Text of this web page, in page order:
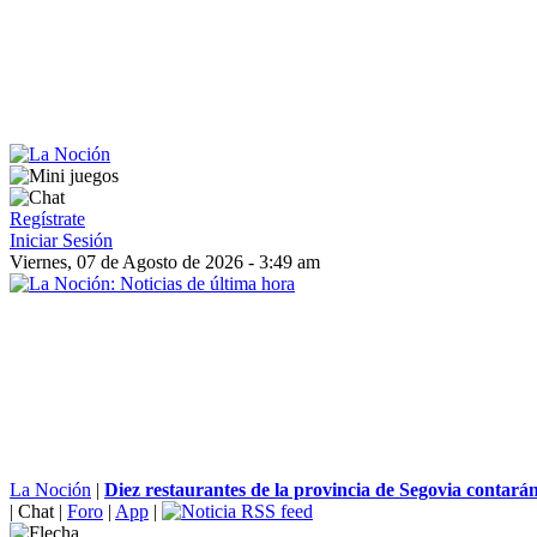
Regístrate
Iniciar Sesión
Viernes, 07 de Agosto de 2026 - 3:49 am
La Noción | Diez restaurantes de la provincia de Segovia
| Chat | Foro | App |